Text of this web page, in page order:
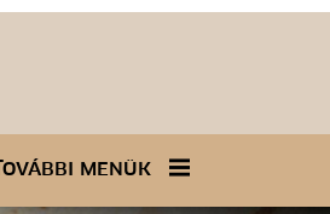
További menük